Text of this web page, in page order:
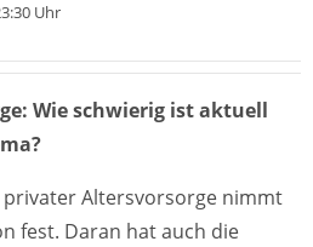
Uhr
Wie schwierig ist aktuell
privater Altersvorsorge nimmt
fest. Daran hat auch die